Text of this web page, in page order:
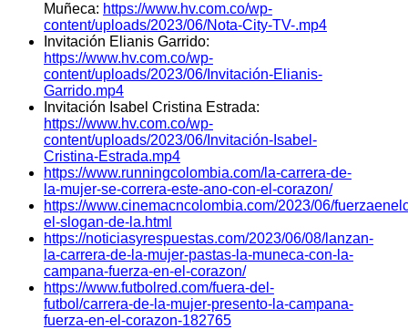
Muñeca: https://www.hv.com.co/wp-
content/uploads/2023/06/Nota-City-TV-.mp4
Invitación Elianis Garrido:
https://www.hv.com.co/wp-
content/uploads/2023/06/Invitación-Elianis-
Garrido.mp4
Invitación Isabel Cristina Estrada:
https://www.hv.com.co/wp-
content/uploads/2023/06/Invitación-Isabel-
Cristina-Estrada.mp4
https://www.runningcolombia.com/la-carrera-de-
la-mujer-se-correra-este-ano-con-el-corazon/
https://www.cinemacncolombia.com/2023/06/
el-slogan-de-la.html
https://noticiasyrespuestas.com/2023/06/08/lanzan-
la-carrera-de-la-mujer-pastas-la-muneca-con-la-
campana-fuerza-en-el-corazon/
https://www.futbolred.com/fuera-del-
futbol/carrera-de-la-mujer-presento-la-campana-
fuerza-en-el-corazon-182765